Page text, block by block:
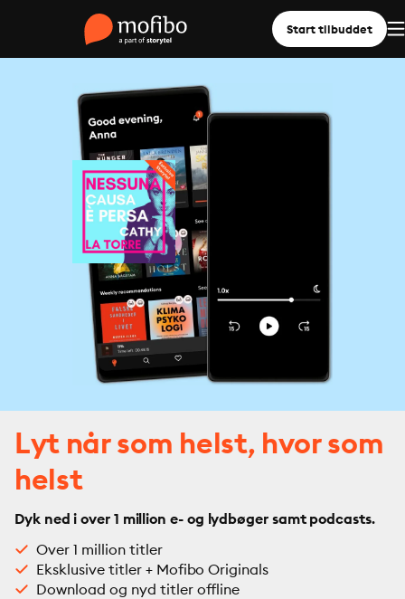
Start tilbuddet
Lyt når som helst, hvor som
helst
Dyk ned i over 1 million e- og lydbøger samt podcasts.
Over 1 million titler
Eksklusive titler + Mofibo Originals
Download og nyd titler offline